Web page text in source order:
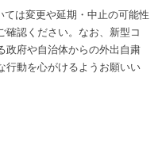
は変更や延期・中止の可能性
確認ください。なお、新型コ
政府や自治体からの外出自粛
行動を心がけるようお願いい